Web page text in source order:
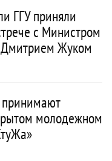
ГГУ приняли
с Министром
Жуком
принимают
молодежном